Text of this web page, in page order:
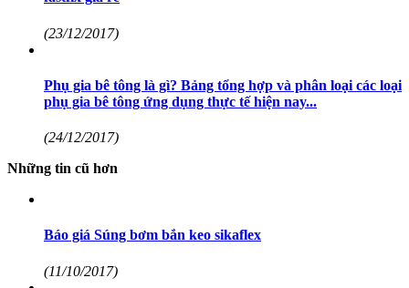
(23/12/2017)
Phụ gia bê tông là gì? Bảng tổng hợp và phân loại các loại
phụ gia bê tông ứng dụng thực tế hiện nay...
(24/12/2017)
Những tin cũ hơn
Báo giá Súng bơm bắn keo sikaflex
(11/10/2017)